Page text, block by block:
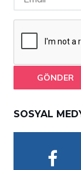
GÖNDER
SOSYAL